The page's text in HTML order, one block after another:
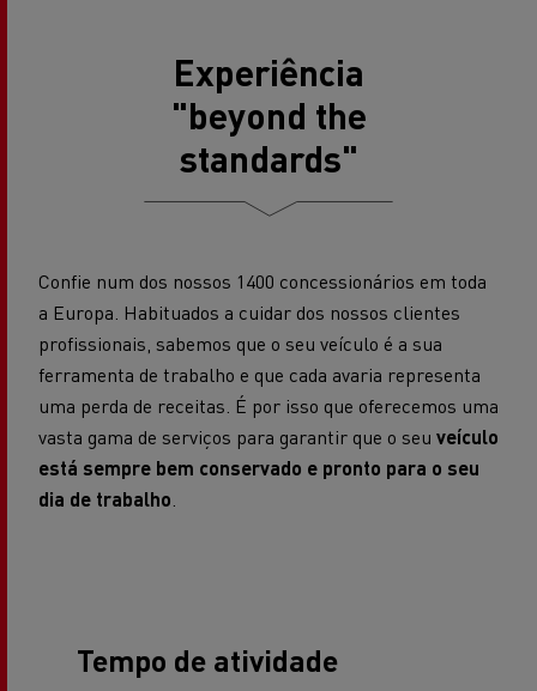
Experiência
"beyond the
standards"
Confie num dos nossos 1400 concessionários em toda
a Europa. Habituados a cuidar dos nossos clientes
profissionais, sabemos que o seu veículo é a sua
ferramenta de trabalho e que cada avaria representa
uma perda de receitas. É por isso que oferecemos uma
vasta gama de serviços para garantir que o seu veículo
está sempre bem conservado e pronto para o seu
dia de trabalho
Tempo de atividade